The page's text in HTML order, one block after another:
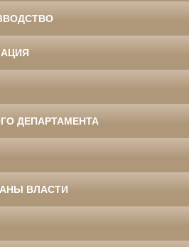
ДЕПАРТАМЕНТА
ВЛАСТИ